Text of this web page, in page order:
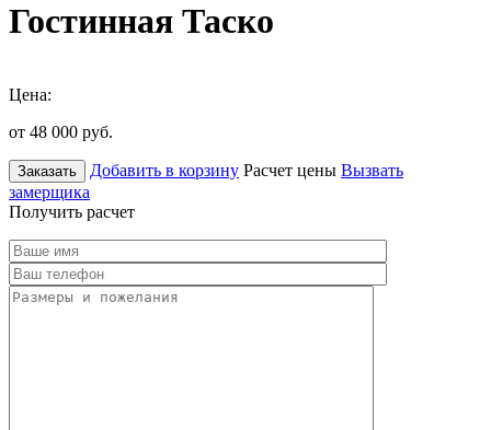
Гостинная Таско
Цена:
от 48 000 руб.
Заказать Добавить в корзину Расчет цены Вызвать
замерщика
Получить расчет